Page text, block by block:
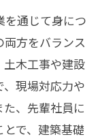
を通じて身につ
方をバランス
土木工事や建設
現場対応力や
、先輩社員に
で、建築基礎